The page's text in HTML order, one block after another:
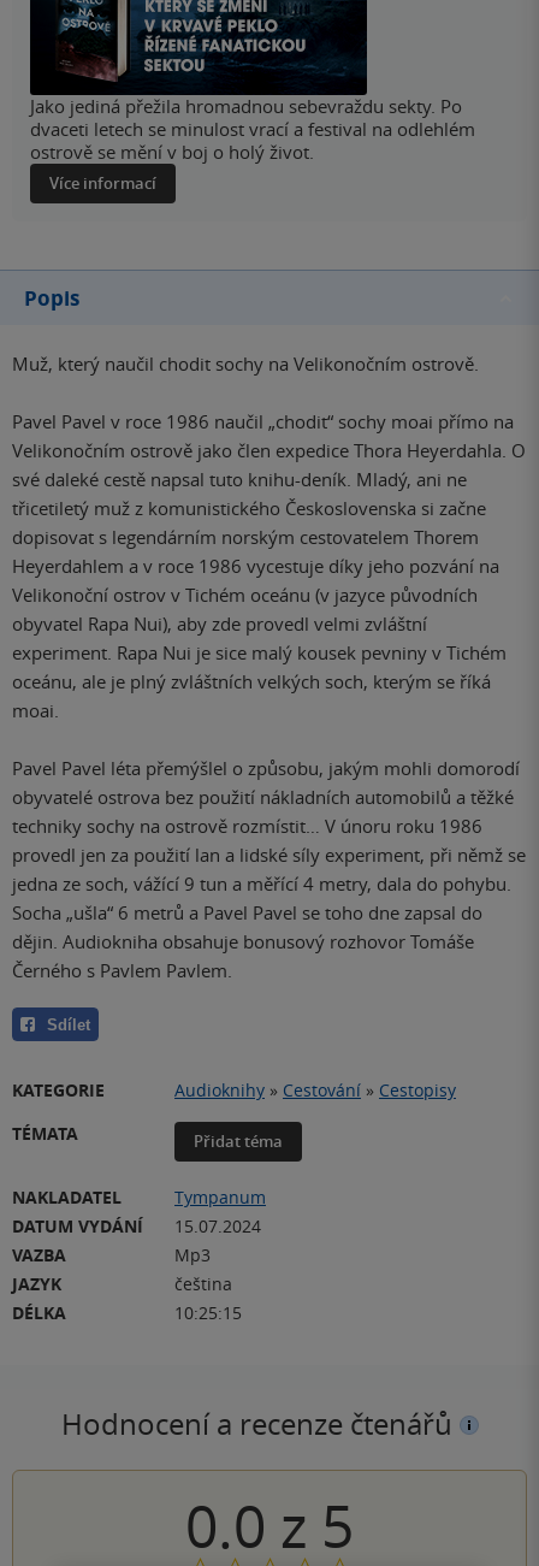
Jako jediná přežila hromadnou sebevraždu sekty. Po
dvaceti letech se minulost vrací a festival na odlehlém
ostrově se mění v boj o holý život.
Více informací
Popis
Muž, který naučil chodit sochy na Velikonočním ostrově.
Pavel Pavel v roce 1986 naučil „chodit“ sochy moai přímo na
Velikonočním ostrově jako člen expedice Thora Heyerdahla. O
své daleké cestě napsal tuto knihu-deník. Mladý, ani ne
třicetiletý muž z komunistického Československa si začne
dopisovat s legendárním norským cestovatelem Thorem
Heyerdahlem a v roce 1986 vycestuje díky jeho pozvání na
Velikonoční ostrov v Tichém oceánu (v jazyce původních
obyvatel Rapa Nui), aby zde provedl velmi zvláštní
experiment. Rapa Nui je sice malý kousek pevniny v Tichém
oceánu, ale je plný zvláštních velkých soch, kterým se říká
moai.
Pavel Pavel léta přemýšlel o způsobu, jakým mohli domorodí
obyvatelé ostrova bez použití nákladních automobilů a těžké
techniky sochy na ostrově rozmístit… V únoru roku 1986
provedl jen za použití lan a lidské síly experiment, při němž se
jedna ze soch, vážící 9 tun a měřící 4 metry, dala do pohybu.
Socha „ušla“ 6 metrů a Pavel Pavel se toho dne zapsal do
dějin. Audiokniha obsahuje bonusový rozhovor Tomáše
Černého s Pavlem Pavlem.
Sdílet
KATEGORIE Audioknihy » Cestování » Cestopisy
TÉMATA
Přidat téma
NAKLADATEL
Tympanum
DATUM VYDÁNÍ
15.07.2024
VAZBA
Mp3
JAZYK
čeština
DÉLKA
10:25:15
Hodnocení a recenze čtenářů
0.0 z 5